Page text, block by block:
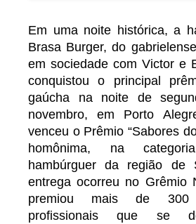
Em uma noite histórica, a
Brasa Burger, do
em sociedade com Victor e
conquistou o principal
gaúcha na noite de
novembro, em Porto
venceu o Prêmio “Sabores
homônima, na
hambúrguer da região de
entrega ocorreu no Grêmio
premiou mais de 300
profissionais que se